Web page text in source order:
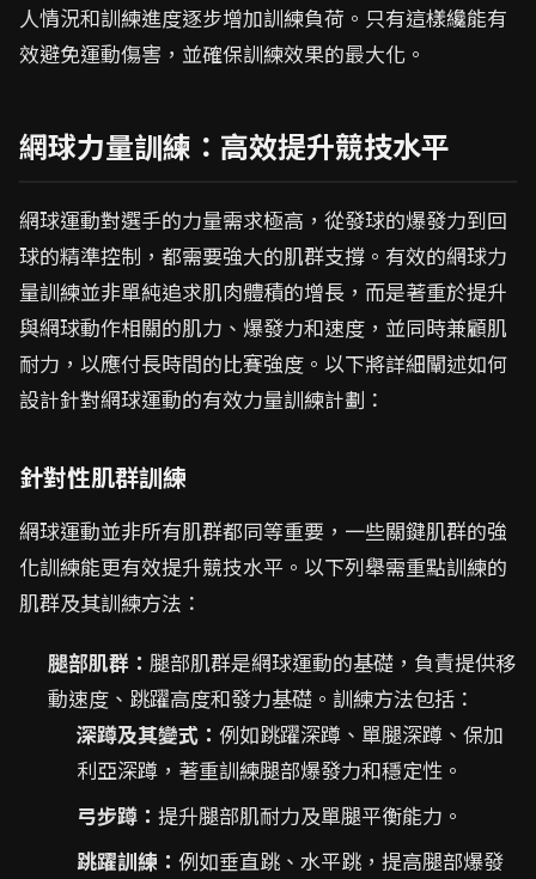
人情況和訓練進度逐步增加訓練負荷。只有這樣纔能有
效避免運動傷害，並確保訓練效果的最大化。
網球力量訓練：高效提升競技水平
網球運動對選手的力量需求極高，從發球的爆發力到回
球的精準控制，都需要強大的肌群支撐。有效的網球力
量訓練並非單純追求肌肉體積的增長，而是著重於提升
與網球動作相關的肌力、爆發力和速度，並同時兼顧肌
耐力，以應付長時間的比賽強度。以下將詳細闡述如何
設計針對網球運動的有效力量訓練計劃：
針對性肌群訓練
網球運動並非所有肌群都同等重要，一些關鍵肌群的強
化訓練能更有效提升競技水平。以下列舉需重點訓練的
肌群及其訓練方法：
腿部肌群： 腿部肌群是網球運動的基礎，負責提供移
動速度、跳躍高度和發力基礎。訓練方法包括：
深蹲及其變式： 例如跳躍深蹲、單腿深蹲、保加
利亞深蹲，著重訓練腿部爆發力和穩定性。
弓步蹲： 提升腿部肌耐力及單腿平衡能力。
跳躍訓練： 例如垂直跳、水平跳，提高腿部爆發